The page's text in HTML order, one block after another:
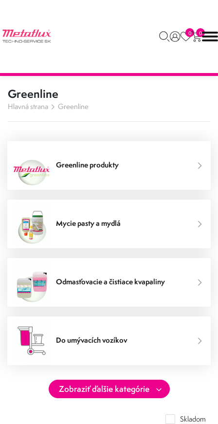
0 0
Greenline
Hlavná strana Greenline
Greenline produkty
Mycie pasty a mydlá
Odmasťovacie a čistiace kvapaliny
Do umývacích vozíkov
Skladom